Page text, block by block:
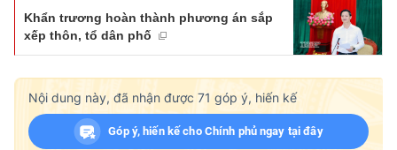
Khẩn trương hoàn thành phương án sắp
xếp thôn, tổ dân phố
Nội dung này, đã nhận được 71 góp ý, hiến kế
Góp ý, hiến kế cho Chính phủ ngay tại đây